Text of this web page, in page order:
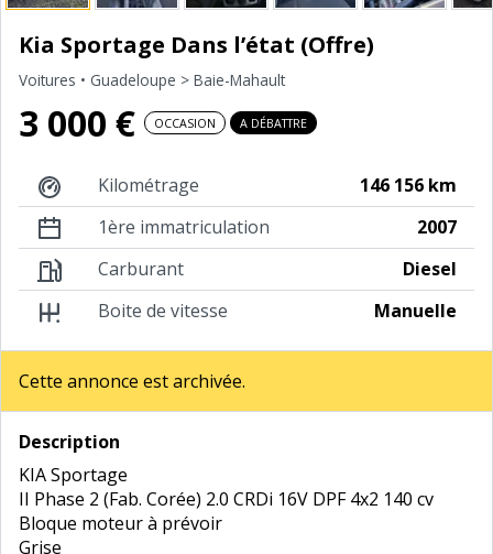
Kia Sportage Dans l’état (Offre)
Voitures • Guadeloupe > Baie-Mahault
3 000 € OCCASION A DÉBATTRE
Kilométrage
146 156 km
1ère immatriculation
2007
Carburant
Diesel
Boite de vitesse
Manuelle
Cette annonce est archivée.
Description
KIA Sportage
II Phase 2 (Fab. Corée) 2.0 CRDi 16V DPF 4x2 140 cv
Bloque moteur à prévoir
Grise